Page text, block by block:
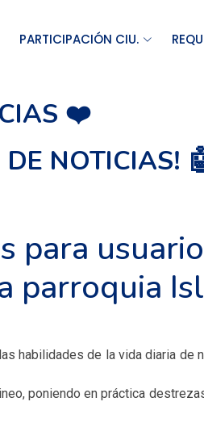
PARTICIPACIÓN CIU.
❤️
NOTICIAS!
parroquia
habilidades de la vida diaria
poniendo en práctica